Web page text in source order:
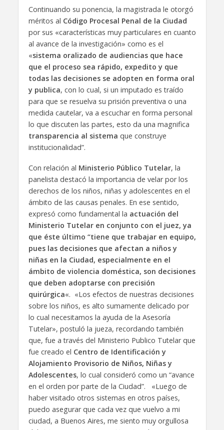
Continuando su ponencia, la magistrada le otorgó
méritos al Código Procesal Penal de la Ciudad
por sus «características muy particulares en cuanto
al avance de la investigación» como es el
«sistema oralizado de audiencias que hace
que el proceso sea rápido, expedito y que
todas las decisiones se adopten en forma oral
y publica, con lo cual, si un imputado es traído
para que se resuelva su prisión preventiva o una
medida cautelar, va a escuchar en forma personal
lo que discuten las partes, esto da una magnifica
transparencia al sistema que construye
institucionalidad”.
Con relación al Ministerio Público Tutelar, la
panelista destacó la importancia de velar por los
derechos de los niños, niñas y adolescentes en el
ámbito de las causas penales. En ese sentido,
expresó como fundamental la actuación del
Ministerio Tutelar en conjunto con el juez, ya
que éste último “tiene que trabajar en equipo,
pues las decisiones que afectan a niños y
niñas en la Ciudad, especialmente en el
ámbito de violencia doméstica, son decisiones
que deben adoptarse con precisión
quirúrgica«. «Los efectos de nuestras decisiones
sobre los niños, es alto sumamente delicado por
lo cual necesitamos la ayuda de la Asesoría
Tutelar», postuló la jueza, recordando también
que, fue a través del Ministerio Publico Tutelar que
fue creado el Centro de Identificación y
Alojamiento Provisorio de Niños, Niñas y
Adolescentes, lo cual consideró como un “avance
en el orden por parte de la Ciudad”. «Luego de
haber visitado otros sistemas en otros países,
puedo asegurar que cada vez que vuelvo a mi
ciudad, a Buenos Aires, me siento muy orgullosa